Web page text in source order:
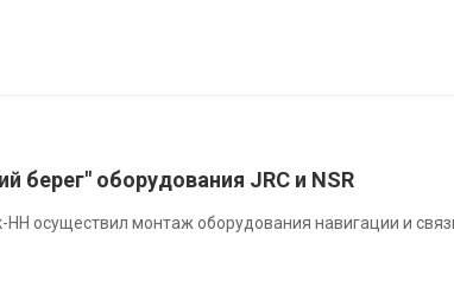
берег" оборудования JRC и NSR
осуществил монтаж оборудования навигации и